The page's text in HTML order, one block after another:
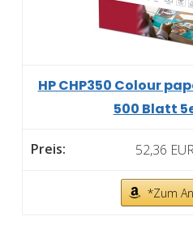
HP CHP350 Colour
500 Blatt
52,36
*Zum